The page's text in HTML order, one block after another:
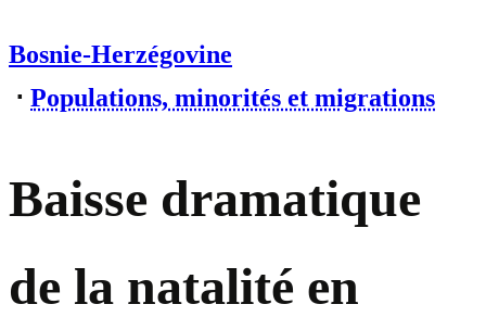
Bosnie-Herzégovine
⋅ Populations, minorités et migrations
Baisse dramatique
de la natalité en